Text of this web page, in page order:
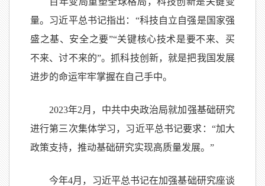
量。习近平总书记指出：“科技自立自强是国家强
盛之基、安全之要”“关键核心技术是要不来、买
不来、讨不来的”。抓科技创新，就是把我国发展
进步的命运牢牢掌握在自己手中。
2023年2月，中共中央政治局就加强基础研究
进行第三次集体学习，习近平总书记要求：“加大
政策支持，推动基础研究实现高质量发展。”
今年4月，习近平总书记在加强基础研究座谈